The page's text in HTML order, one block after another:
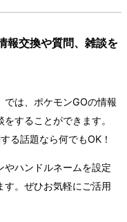
報交換や質問、雑談を
では、ポケモンGOの情報
することができます。
る話題なら何でもOK！
やハンドルネームを設定
す。ぜひお気軽にご活用